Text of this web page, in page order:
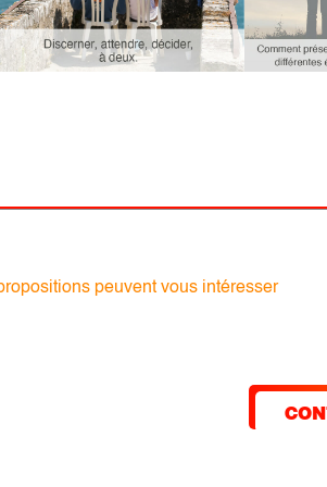
peuvent vous intéresser